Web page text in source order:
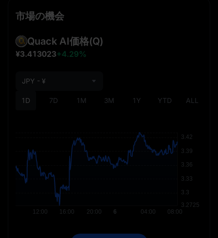
市場の機会
Quack AI価格(Q)
¥3.413023+4.29%
1D 7D 1M 3M 1Y YTD ALL
JPY - ¥